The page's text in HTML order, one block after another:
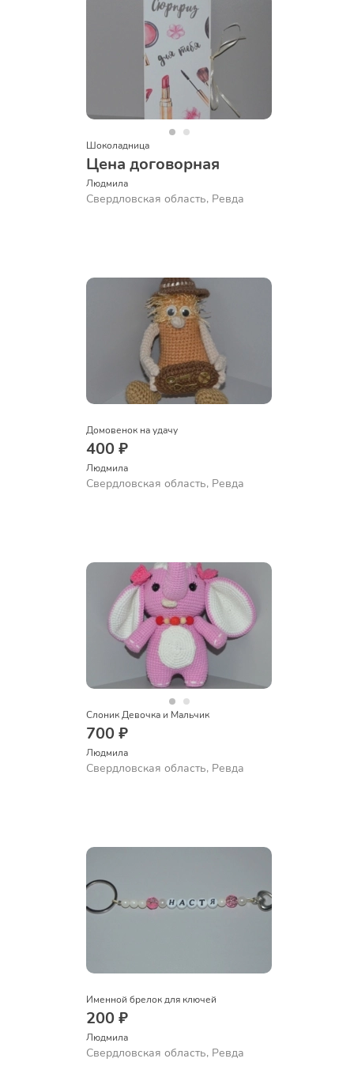
Шоколадница
Цена договорная
Людмила
Свердловская область, Ревда
Домовенок на удачу
400 ₽
Людмила
Свердловская область, Ревда
Слоник Девочка и Мальчик
700 ₽
Людмила
Свердловская область, Ревда
Именной брелок для ключей
200 ₽
Людмила
Свердловская область, Ревда